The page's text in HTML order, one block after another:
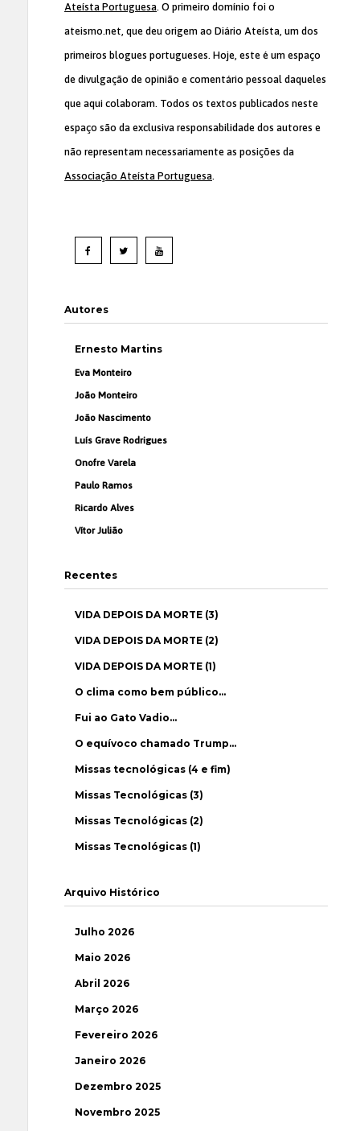
Ateísta Portuguesa. O primeiro domínio foi o
ateismo.net, que deu origem ao Diário Ateísta, um dos
primeiros blogues portugueses. Hoje, este é um espaço
de divulgação de opinião e comentário pessoal daqueles
que aqui colaboram. Todos os textos publicados neste
espaço são da exclusiva responsabilidade dos autores e
não representam necessariamente as posições da
Associação Ateísta Portuguesa.
Autores
Ernesto Martins
Eva Monteiro
João Monteiro
João Nascimento
Luís Grave Rodrigues
Onofre Varela
Paulo Ramos
Ricardo Alves
Vítor Julião
Recentes
VIDA DEPOIS DA MORTE (3)
VIDA DEPOIS DA MORTE (2)
VIDA DEPOIS DA MORTE (1)
O clima como bem público…
Fui ao Gato Vadio…
O equívoco chamado Trump…
Missas tecnológicas (4 e fim)
Missas Tecnológicas (3)
Missas Tecnológicas (2)
Missas Tecnológicas (1)
Arquivo Histórico
Julho 2026
Maio 2026
Abril 2026
Março 2026
Fevereiro 2026
Janeiro 2026
Dezembro 2025
Novembro 2025